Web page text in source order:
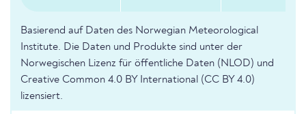
Basierend auf Daten des Norwegian Meteorological
Institute. Die Daten und Produkte sind unter der
Norwegischen Lizenz für öffentliche Daten (NLOD) und
Creative Common 4.0 BY International (CC BY 4.0)
lizensiert.